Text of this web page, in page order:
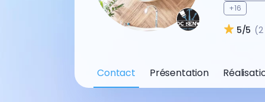
+16
5/5 (2
Contact Présentation